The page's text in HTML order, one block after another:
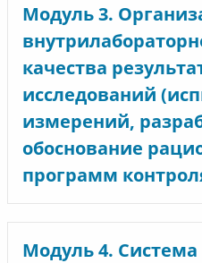
Модуль 3.
качества
исследований
измерений,
обоснование
программ
Модуль 4.